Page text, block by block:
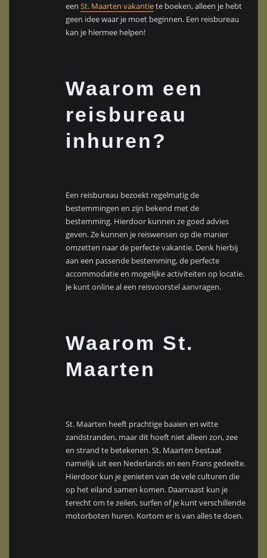
eenSt. Maarten vakantiete boeken, alleen je hebt
geen idee waar je moet beginnen. Een reisbureau
kan je hiermee helpen!
Waarom een
reisbureau
inhuren?
Een reisbureau bezoekt regelmatig de
bestemmingen en zijn bekend met de
bestemming. Hierdoor kunnen ze goed advies
geven. Ze kunnen je reiswensen op die manier
omzetten naar de perfecte vakantie. Denk hierbij
aan een passende bestemming, de perfecte
accommodatie en mogelijke activiteiten op locatie.
Je kunt online al een reisvoorstel aanvragen.
Waarom St.
Maarten
St. Maarten heeft prachtige baaien en witte
zandstranden, maar dit hoeft niet alleen zon, zee
en strand te betekenen. St. Maarten bestaat
namelijk uit een Nederlands en een Frans gedeelte.
Hierdoor kun je genieten van de vele culturen die
op het eiland samen komen. Daarnaast kun je
terecht om te zeilen, surfen of je kunt verschillende
motorboten huren. Kortom er is van alles te doen.